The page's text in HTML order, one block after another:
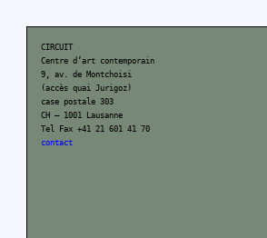
CIRCUIT
Centre d’art contemporain
9, av. de Montchoisi
(accès quai Jurigoz)
case postale 303
CH – 1001 Lausanne
Tel Fax +41 21 601 41 70
contact